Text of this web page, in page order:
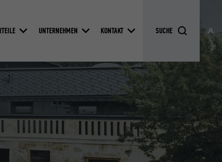
UNTERNEHMEN KONTAKT